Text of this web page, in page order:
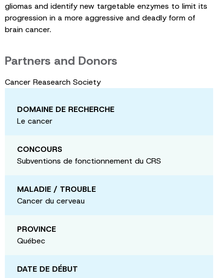
gliomas and identify new targetable enzymes to limit its
progression in a more aggressive and deadly form of
brain cancer.
Partners and Donors
Cancer Reasearch Society
DOMAINE DE RECHERCHE
Le cancer
CONCOURS
Subventions de fonctionnement du CRS
MALADIE / TROUBLE
Cancer du cerveau
PROVINCE
Québec
DATE DE DÉBUT